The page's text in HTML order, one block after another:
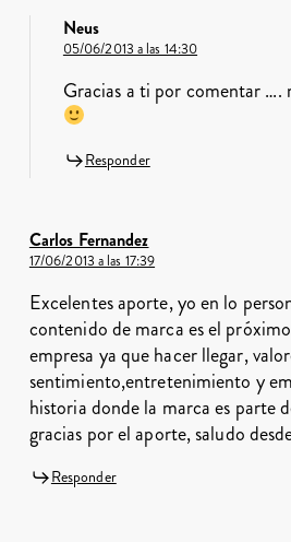
Neus
05/06/2013 a las 14:30
Gracias a ti por comentar ….
Responder
Carlos Fernandez
17/06/2013 a las 17:39
Excelentes aporte, yo en lo
contenido de marca es el
empresa ya que hacer llegar,
sentimiento,entretenimiento y
historia donde la marca es parte
gracias por el aporte, saludo
Responder